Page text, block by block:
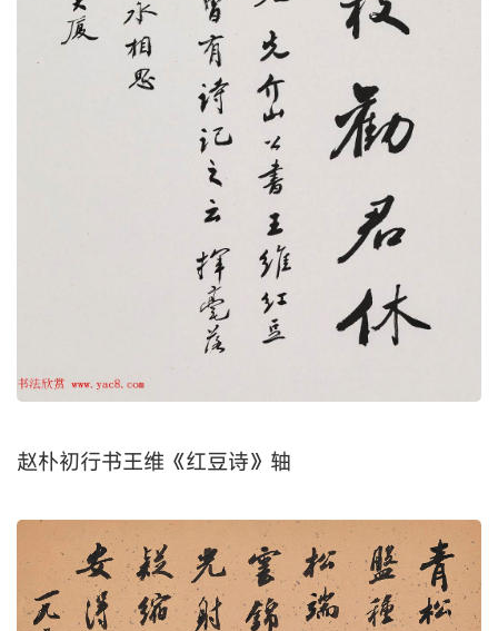
赵朴初行书王维《红豆诗》轴